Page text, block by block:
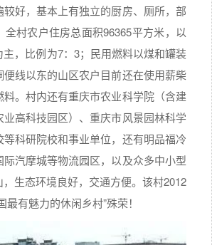
好，基本上有独立的厨房、厕所，部
全村农户住房总面积96365平方米，以
，比例为7：3；民用燃料以煤和罐装
便线以东的山区农户目前还在使用薪柴
。村内还有重庆市农业科学院（含建
高科技园区）、重庆市风景园林科学
科研院校和事业单位，还有明品福冷
汽摩城等物流园区，以及众多中小型
生态环境良好，交通方便。该村2012
最有魅力的休闲乡村”殊荣！